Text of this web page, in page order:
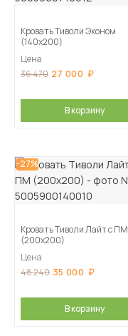
Кровать Тиволи Эконом
(140х200)
Цена
36 470 27 000
В корзину
-27%
Кровать Тиволи Лайт с ПМ
(200х200)
Цена
48 240 35 000
В корзину